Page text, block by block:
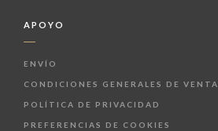
APOYO
ENVÍO
CONDICIONES GENERALES DE VENTA
POLÍTICA DE PRIVACIDAD
PREFERENCIAS DE COOKIES